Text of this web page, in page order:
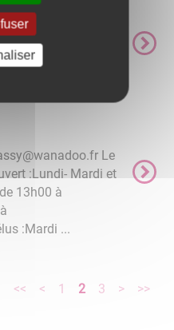
Le
:Lundi- Mardi et
13h00 à
:Mardi ...
<< < 1 2 3 > >>